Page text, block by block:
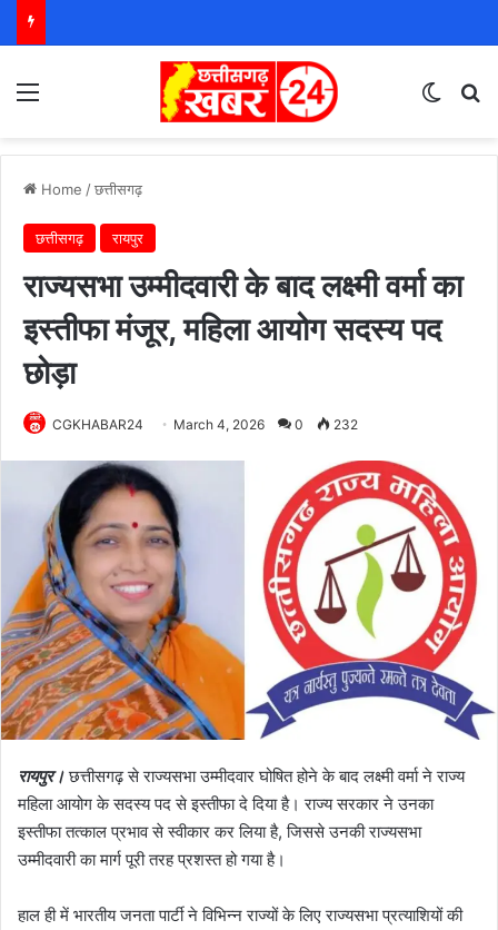
Home /छत्तीसगढ़
छत्तीसगढ़ रायपुर
राज्यसभा उम्मीदवारी के बाद लक्ष्मी वर्मा का
इस्तीफा मंजूर, महिला आयोग सदस्य पद
छोड़ा
CGKHABAR24 March 4, 2026 0 232
रायपुर। छत्तीसगढ़ से राज्यसभा उम्मीदवार घोषित होने के बाद लक्ष्मी वर्मा ने राज्य
महिला आयोग के सदस्य पद से इस्तीफा दे दिया है। राज्य सरकार ने उनका
इस्तीफा तत्काल प्रभाव से स्वीकार कर लिया है, जिससे उनकी राज्यसभा
उम्मीदवारी का मार्ग पूरी तरह प्रशस्त हो गया है।
हाल ही में भारतीय जनता पार्टी ने विभिन्न राज्यों के लिए राज्यसभा प्रत्याशियों की